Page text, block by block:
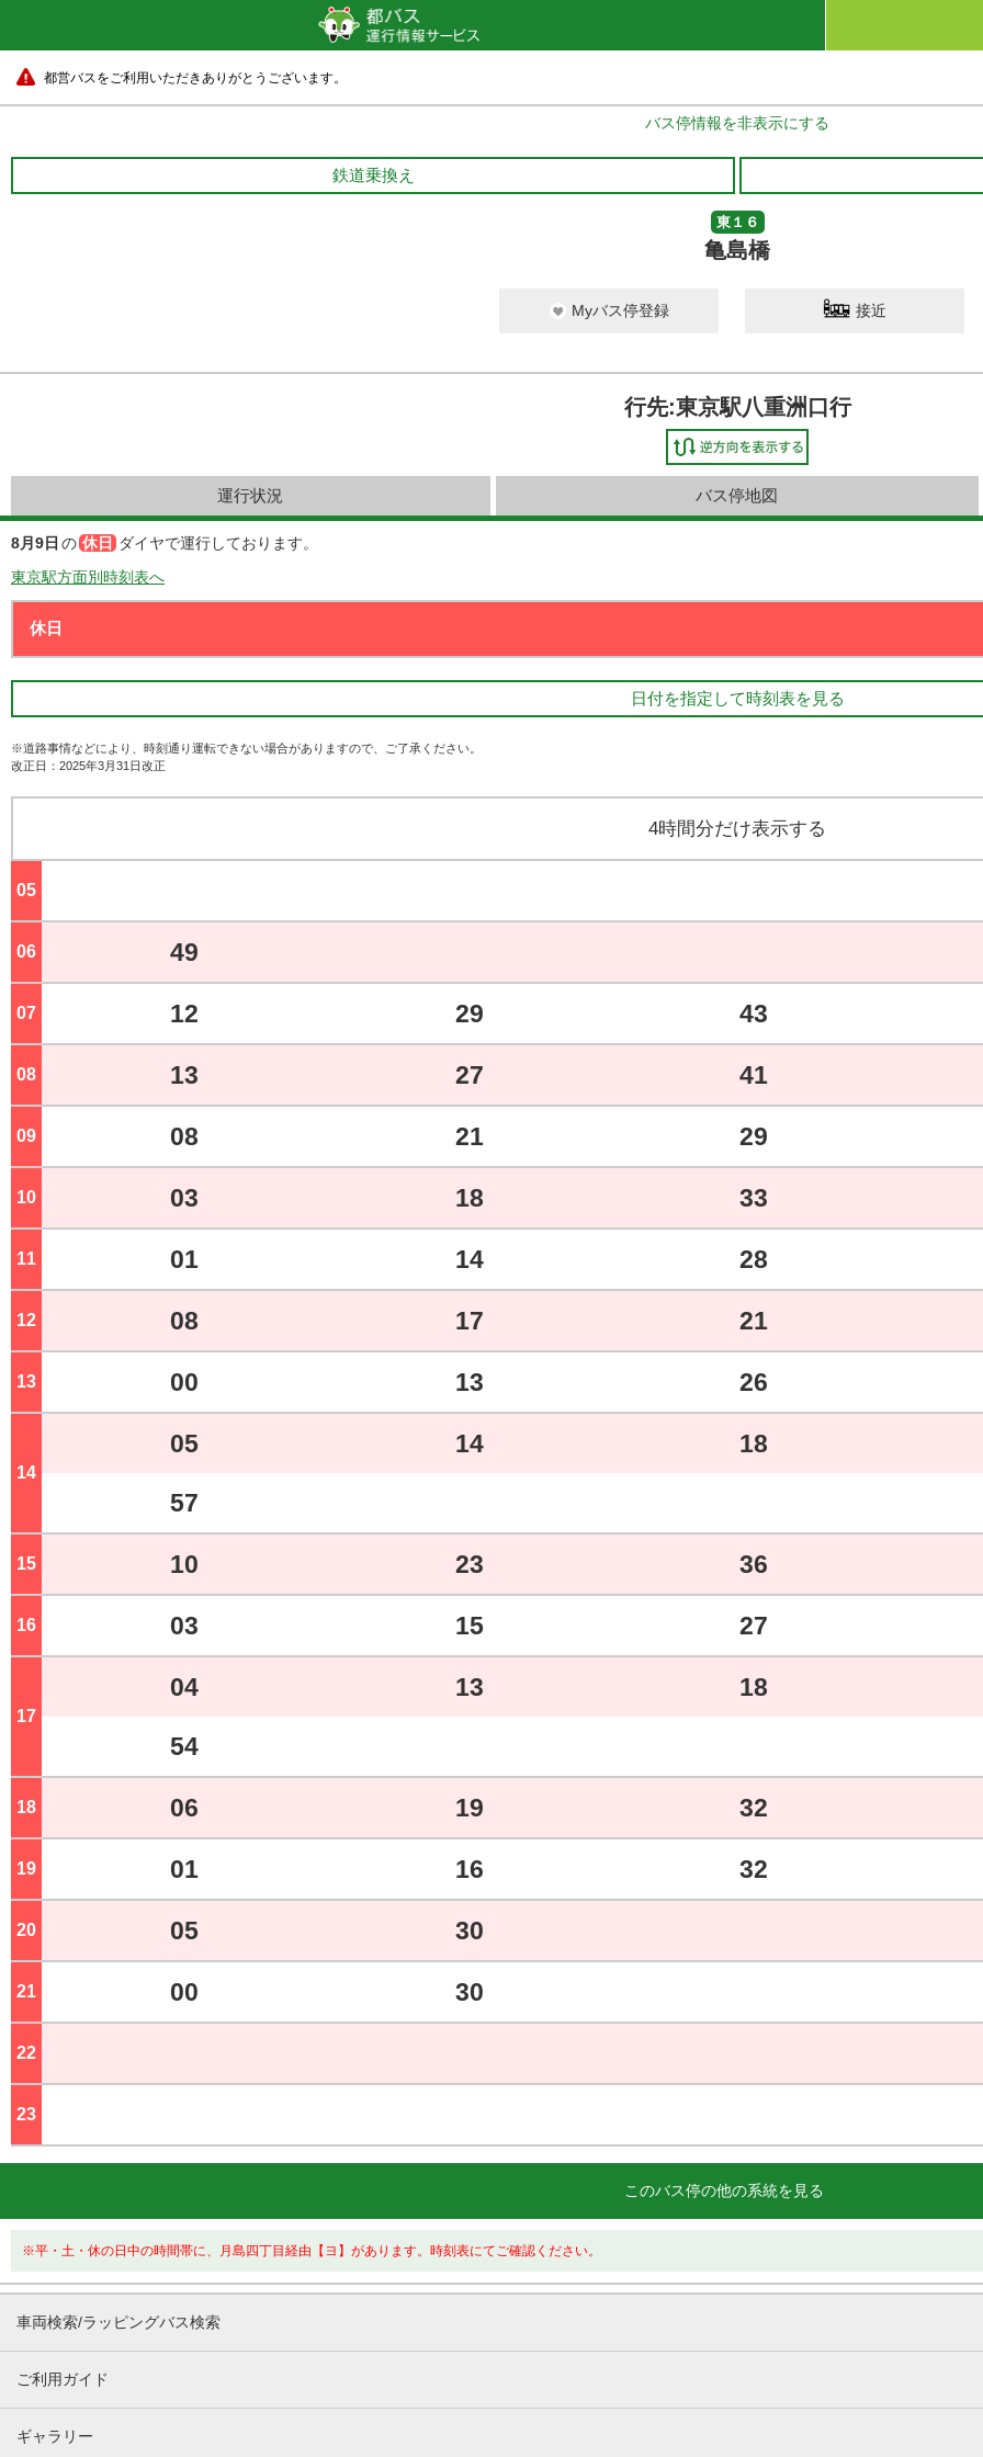
都営バスをご利用いただきありがとうございます。
バス停情報を非表示にする
鉄道乗換え
東１６
亀島橋
Myバス停登録 接近
行先:東京駅八重洲口行
運行状況 バス停地図
8月9日 の 休日
ダイヤで運行しております。
東京駅方面別時刻表へ
日付を指定して時刻表を見る
※道路事情などにより、時刻通り運転できない場合がありますので、ご了承ください。
改正日：2025年3月31日改正
4時間分だけ表示する
05
06 49
07 12 29 43
08 13 27 41
09 08 21 29
10 03 18 33
11 01 14 28
12 08 17 21
13 00 13 26
14
05 14 18
57
15 10 23 36
16 03 15 27
17
04 13 18
54
18 06 19 32
19 01 16 32
20 05 30
21 00 30
22
23
このバス停の他の系統を見る
※平・土・休の日中の時間帯に、月島四丁目経由【ヨ】があります。時刻表にてご確認ください。
車両検索/ラッピングバス検索
ご利用ガイド
ギャラリー